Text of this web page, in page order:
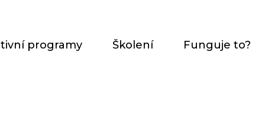
programy Školení Funguje to?